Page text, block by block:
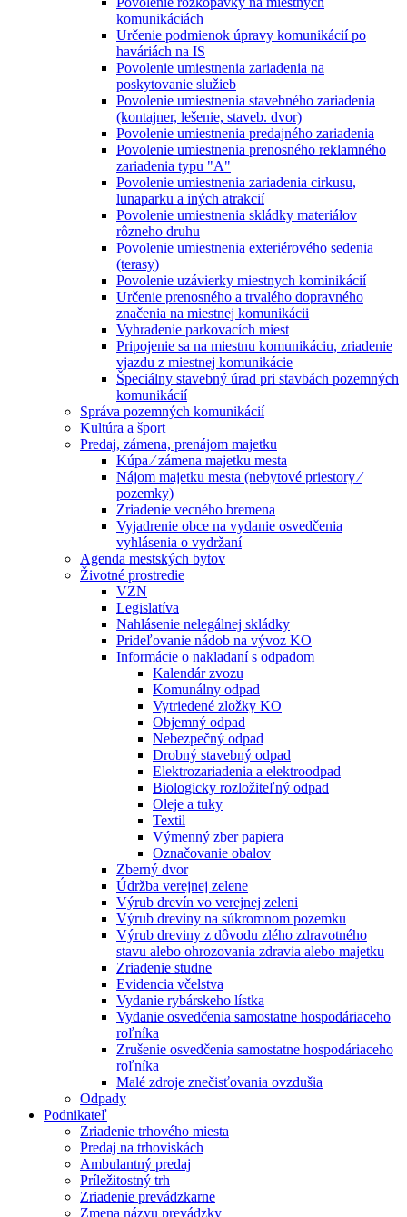
komunikáciách
Určenie podmienok úpravy komunikácií po
haváriách na IS
Povolenie umiestnenia zariadenia na
poskytovanie služieb
Povolenie umiestnenia stavebného zariadenia
(kontajner, lešenie, staveb. dvor)
Povolenie umiestnenia predajného zariadenia
Povolenie umiestnenia prenosného reklamného
zariadenia typu "A"
Povolenie umiestnenia zariadenia cirkusu,
lunaparku a iných atrakcií
Povolenie umiestnenia skládky materiálov
rôzneho druhu
Povolenie umiestnenia exteriérového sedenia
(terasy)
Povolenie uzávierky miestnych kominikácií
Určenie prenosného a trvalého dopravného
značenia na miestnej komunikácii
Vyhradenie parkovacích miest
Pripojenie sa na miestnu komunikáciu, zriadenie
vjazdu z miestnej komunikácie
Špeciálny stavebný úrad pri stavbách pozemných
komunikácií
Správa pozemných komunikácií
Kultúra a šport
Predaj, zámena, prenájom majetku
Kúpa ⁄ zámena majetku mesta
Nájom majetku mesta (nebytové priestory ⁄
pozemky)
Zriadenie vecného bremena
Vyjadrenie obce na vydanie osvedčenia
vyhlásenia o vydržaní
Agenda mestských bytov
Životné prostredie
VZN
Legislatíva
Nahlásenie nelegálnej skládky
Prideľovanie nádob na vývoz KO
Informácie o nakladaní s odpadom
Kalendár zvozu
Komunálny odpad
Vytriedené zložky KO
Objemný odpad
Nebezpečný odpad
Drobný stavebný odpad
Elektrozariadenia a elektroodpad
Biologicky rozložiteľný odpad
Oleje a tuky
Textil
Výmenný zber papiera
Označovanie obalov
Zberný dvor
Údržba verejnej zelene
Výrub drevín vo verejnej zeleni
Výrub dreviny na súkromnom pozemku
Výrub dreviny z dôvodu zlého zdravotného
stavu alebo ohrozovania zdravia alebo majetku
Zriadenie studne
Evidencia včelstva
Vydanie rybárskeho lístka
Vydanie osvedčenia samostatne hospodáriaceho
roľníka
Zrušenie osvedčenia samostatne hospodáriaceho
roľníka
Malé zdroje znečisťovania ovzdušia
Odpady
Podnikateľ
Zriadenie trhového miesta
Predaj na trhoviskách
Ambulantný predaj
Príležitostný trh
Zriadenie prevádzkarne
Zmena názvu prevádzky